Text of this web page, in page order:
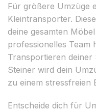
Für größere Umzüge
Kleintransporter.
deine gesamten
professionelles Team
Transportieren
Steiner wird dein
zu einem stressfreien
Entscheide dich für